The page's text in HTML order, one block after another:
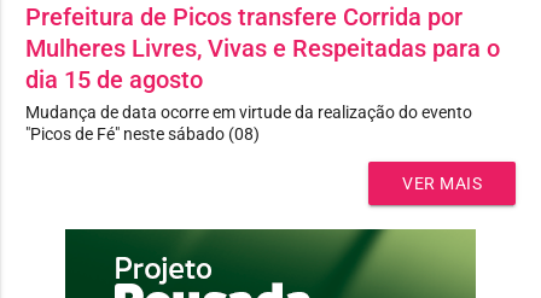
Prefeitura de Picos transfere Corrida por
Mulheres Livres, Vivas e Respeitadas para o
dia 15 de agosto
Mudança de data ocorre em virtude da realização do evento
"Picos de Fé" neste sábado (08)
VER MAIS